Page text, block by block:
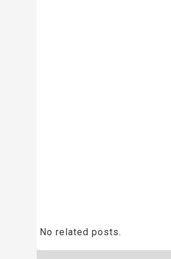
No related posts.